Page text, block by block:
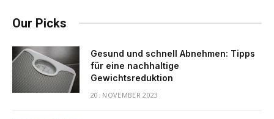
Our Picks
Gesund und schnell Abnehmen: Tipps
für eine nachhaltige
Gewichtsreduktion
20. NOVEMBER 2023